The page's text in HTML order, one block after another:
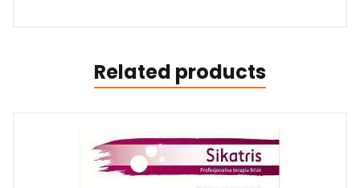
Related products